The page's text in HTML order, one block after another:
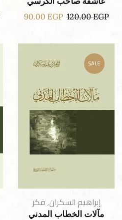
120.00EGP
90.00 EGP
SALE
إبراهيم السكران,فكر
مآلات الخطاب المدني